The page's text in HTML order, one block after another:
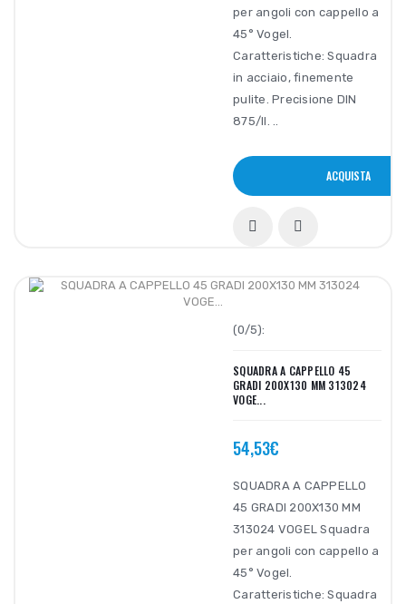
per angoli con cappello a
45° Vogel.
Caratteristiche: Squadra
in acciaio, finemente
pulite. Precisione DIN
875/II. ..
ACQUISTA
(0/5):
SQUADRA A CAPPELLO 45
GRADI 200X130 MM 313024
VOGE...
54,53€
SQUADRA A CAPPELLO
45 GRADI 200X130 MM
313024 VOGEL Squadra
per angoli con cappello a
45° Vogel.
Caratteristiche: Squadra